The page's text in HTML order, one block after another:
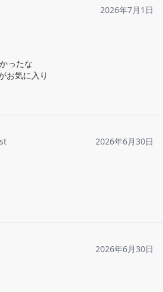
2026年7月1日
ったな
お気に入り
2026年6月30日
2026年6月30日